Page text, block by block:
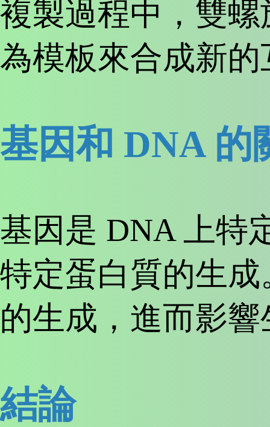
複製過程中，雙
為模板來合成新
基因和 DNA 的
基因是 DNA 上特
特定蛋白質的生
的生成，進而影
結論